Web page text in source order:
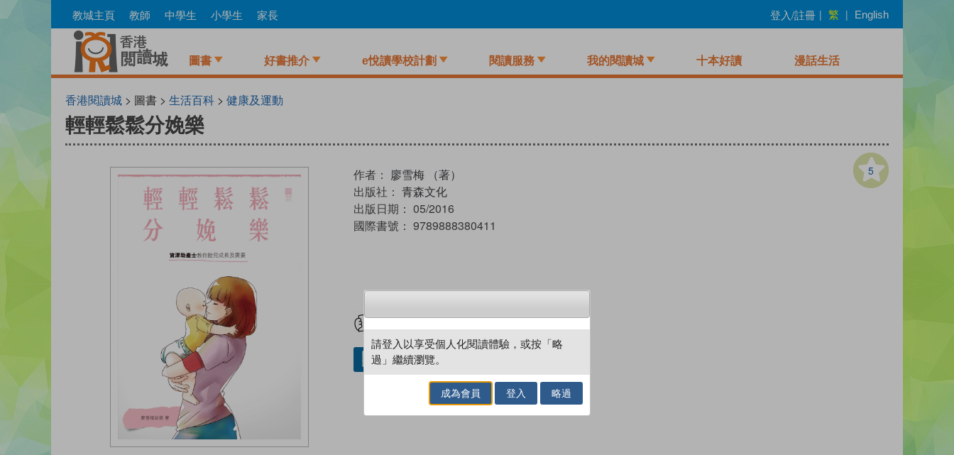
to
教城主頁 教師 中學生 小學生 家長 登入/註冊 | 繁 | English
圖書 好書推介 e悅讀學校計劃 閱讀服務 我的閱讀城 十本好讀 漫話生活
香港閱讀城 > 圖書 > 生活百科 > 健康及運動
輕輕鬆鬆分娩樂
5
作者： 廖雪梅 （著）
出版社： 青森文化
出版日期： 05/2016
國際書號： 9789888380411
借閱實體書
請登入以享受個人化閱讀體驗，或按「略
過」繼續瀏覽。
成為會員 登入 略過